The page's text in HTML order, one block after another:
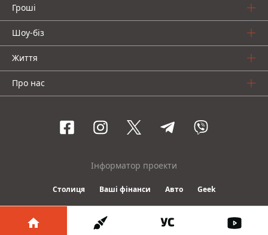
Гроші
Шоу-біз
Життя
Про нас
Інформатор проекти
Столиця Ваші фінанси Авто Geek
© 2016-2026 Informator